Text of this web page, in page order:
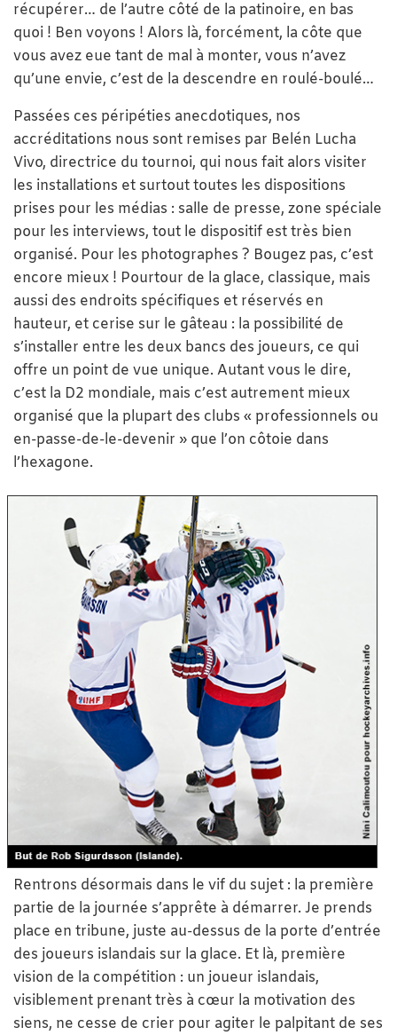
récupérer… de l’autre côté de la patinoire, en bas
quoi ! Ben voyons ! Alors là, forcément, la côte que
vous avez eue tant de mal à monter, vous n’avez
qu’une envie, c’est de la descendre en roulé-boulé…
Passées ces péripéties anecdotiques, nos
accréditations nous sont remises par Belén Lucha
Vivo, directrice du tournoi, qui nous fait alors visiter
les installations et surtout toutes les dispositions
prises pour les médias : salle de presse, zone spéciale
pour les interviews, tout le dispositif est très bien
organisé. Pour les photographes ? Bougez pas, c’est
encore mieux ! Pourtour de la glace, classique, mais
aussi des endroits spécifiques et réservés en
hauteur, et cerise sur le gâteau : la possibilité de
s’installer entre les deux bancs des joueurs, ce qui
offre un point de vue unique. Autant vous le dire,
c’est la D2 mondiale, mais c’est autrement mieux
organisé que la plupart des clubs « professionnels ou
en-passe-de-le-devenir » que l’on côtoie dans
l’hexagone.
Rentrons désormais dans le vif du sujet : la première
partie de la journée s’apprête à démarrer. Je prends
place en tribune, juste au-dessus de la porte d’entrée
des joueurs islandais sur la glace. Et là, première
vision de la compétition : un joueur islandais,
visiblement prenant très à cœur la motivation des
siens, ne cesse de crier pour agiter le palpitant de ses